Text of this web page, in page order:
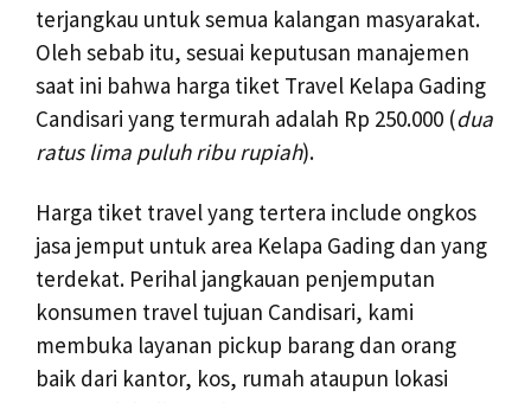
terjangkau untuk semua kalangan masyarakat.
Oleh sebab itu, sesuai keputusan manajemen
saat ini bahwa harga tiket Travel Kelapa Gading
Candisari yang termurah adalah Rp 250.000 (dua
ratus lima puluh ribu rupiah).
Harga tiket travel yang tertera include ongkos
jasa jemput untuk area Kelapa Gading dan yang
terdekat. Perihal jangkauan penjemputan
konsumen travel tujuan Candisari, kami
membuka layanan pickup barang dan orang
baik dari kantor, kos, rumah ataupun lokasi